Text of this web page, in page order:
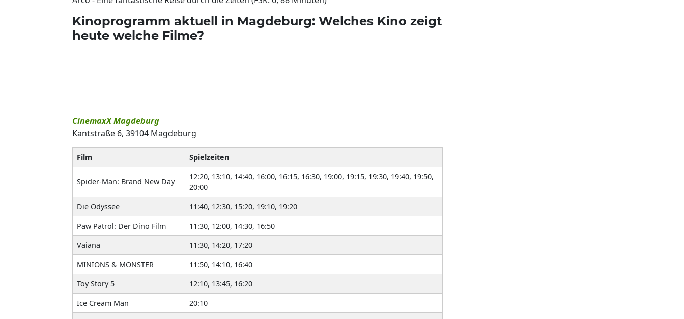
Kinoprogramm aktuell in Magdeburg: Welches Kino zeigt
heute welche Filme?
CinemaxX Magdeburg
Kantstraße 6, 39104 Magdeburg
Film Spielzeiten
Spider-Man: Brand New Day
12:20, 13:10, 14:40, 16:00, 16:15, 16:30, 19:00, 19:15, 19:30, 19:40, 19:50,
20:00
Die Odyssee
11:40, 12:30, 15:20, 19:10, 19:20
Paw Patrol: Der Dino Film
11:30, 12:00, 14:30, 16:50
Vaiana
11:30, 14:20, 17:20
MINIONS & MONSTER
11:50, 14:10, 16:40
Toy Story 5
12:10, 13:45, 16:20
Ice Cream Man
20:10